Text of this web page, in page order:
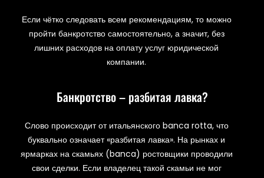
Если чётко следовать всем рекомендациям, то можно
пройти банкротство самостоятельно, а значит, без
лишних расходов на оплату услуг юридической
компании.
Банкротство – разбитая лавка?
Слово происходит от итальянского banca rotta, что
буквально означает «разбитая лавка». На рынках и
ярмарках на скамьях (banca) ростовщики проводили
свои сделки. Если владелец такой скамьи не мог